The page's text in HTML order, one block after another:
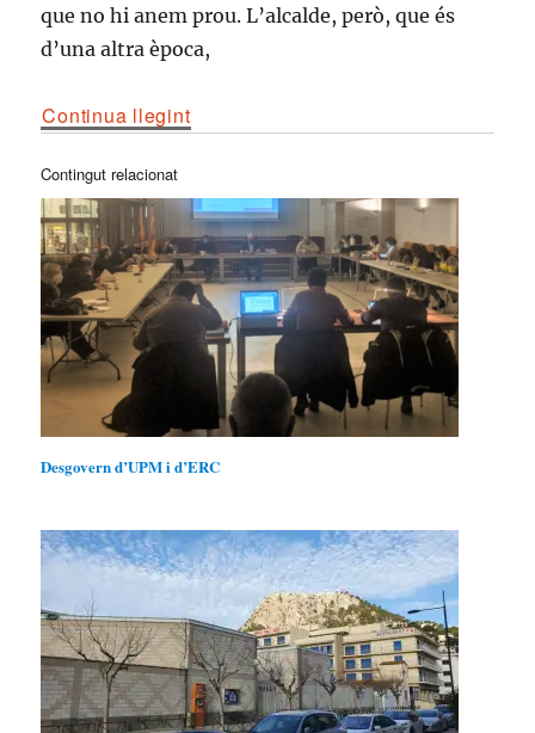
que no hi anem prou. L’alcalde, però, que és
d’una altra època,
Continua llegint
Contingut relacionat
Desgovern d’UPM i d’ERC